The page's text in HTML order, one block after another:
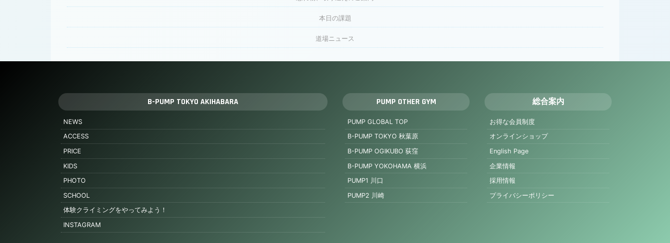
本日の課題
道場ニュース
B-PUMP TOKYO AKIHABARA
NEWS
ACCESS
PRICE
KIDS
PHOTO
SCHOOL
体験クライミングをやってみよう！
INSTAGRAM
PUMP OTHER GYM
PUMP GLOBAL TOP
B-PUMP TOKYO 秋葉原
B-PUMP OGIKUBO 荻窪
B-PUMP YOKOHAMA 横浜
PUMP1 川口
PUMP2 川崎
総合案内
お得な会員制度
オンラインショップ
English Page
企業情報
採用情報
プライバシーポリシー